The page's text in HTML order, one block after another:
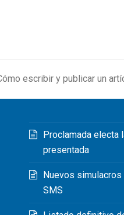
escribir y publicar un
Proclamada electa
presentada
Nuevos simulacros
SMS